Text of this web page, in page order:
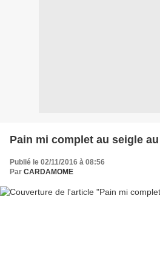
Pain mi complet au seigle
Publié le 02/11/2016 à 08:56
Par CARDAMOME